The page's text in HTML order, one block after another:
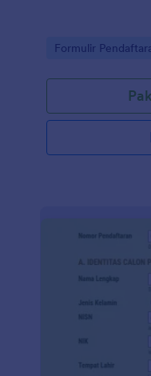
Go to Category:
Formulir